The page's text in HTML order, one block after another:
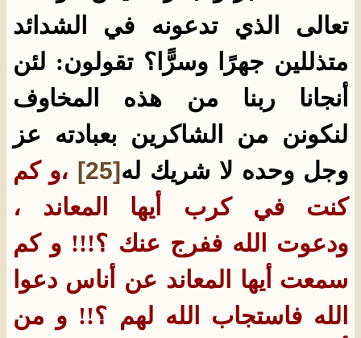
تعالى الذي تدعونه في الشدائد
متذللين جهرًا وسرًّا؟ تقولون: لئن
أنجانا ربنا من هذه المخاوف
لنكونن من الشاكرين بعبادته عز
وجل وحده لا شريك له [25]
،و كم
كنت في كرب أيها المعاند ،
ودعوت الله ففرج عنك ؟!!! و كم
سمعت أيها المعاند عن أناس دعوا
الله فاستجاب الله لهم ؟!! و من